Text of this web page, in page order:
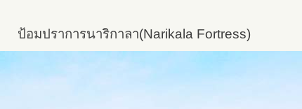
ป้อมปราการนาริกาลา(Narikala Fortress)